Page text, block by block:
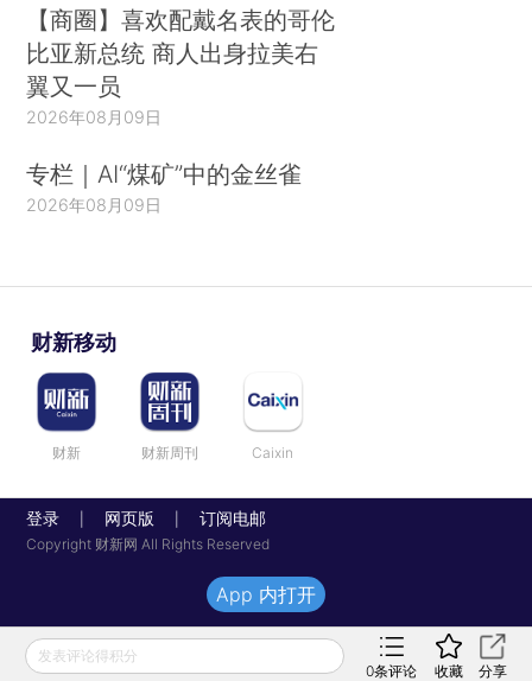
【商圈】喜欢配戴名表的哥伦
比亚新总统 商人出身拉美右
翼又一员
2026年08月09日
专栏｜AI“煤矿”中的金丝雀
2026年08月09日
财新移动
财新 财新周刊 Caixin
登录 网页版 订阅电邮
Copyright 财新网 All Rights Reserved
发表评论得积分
0条评论 收藏 分享
App 内打开